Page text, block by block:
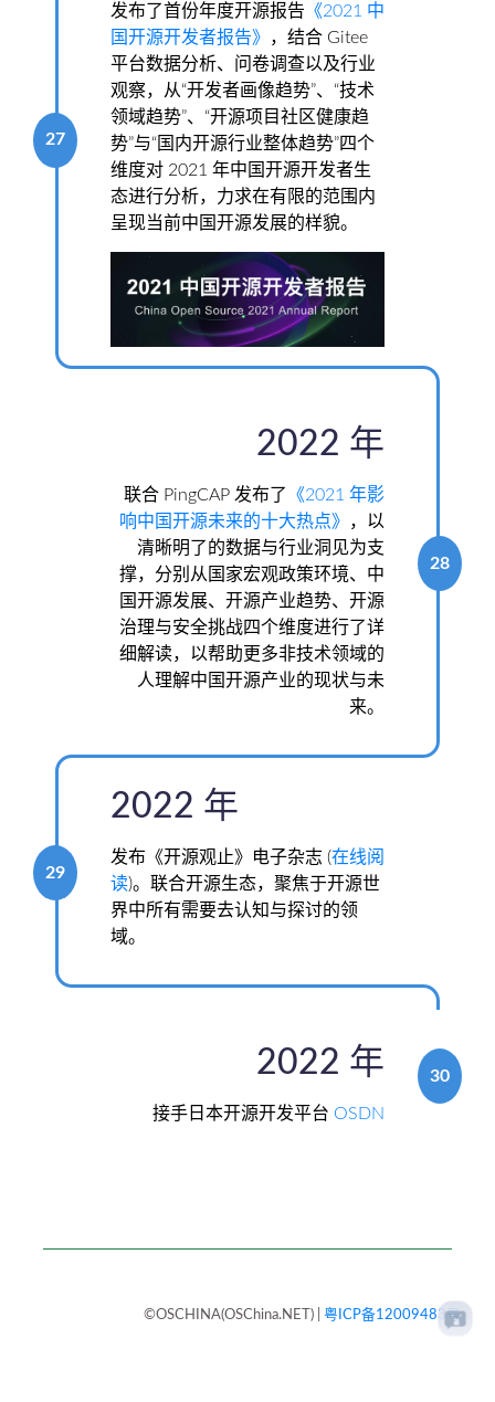
27
发布了首份年度开源报告 《2021 中
国开源开发者报告》
，结合 Gitee
平台数据分析、问卷调查以及行业
观察，从“开发者画像趋势”、“技术
领域趋势”、“开源项目社区健康趋
势”与“国内开源行业整体趋势”四个
维度对 2021 年中国开源开发者生
态进行分析，力求在有限的范围内
呈现当前中国开源发展的样貌。
2022 年
联合 PingCAP 发布了
《2021 年影
响中国开源未来的十大热点》
，以
清晰明了的数据与行业洞见为支
撑，分别从国家宏观政策环境、中
国开源发展、开源产业趋势、开源
治理与安全挑战四个维度进行了详
细解读，以帮助更多非技术领域的
人理解中国开源产业的现状与未
来。
28
29
2022 年
发布《开源观止》电子杂志 (在线阅
读)。联合开源生态，聚焦于开源世
界中所有需要去认知与探讨的领
域。
2022 年
接手日本开源开发平台 OSDN
30
©OSCHINA(OSChina.NET) 粤ICP备12009483号